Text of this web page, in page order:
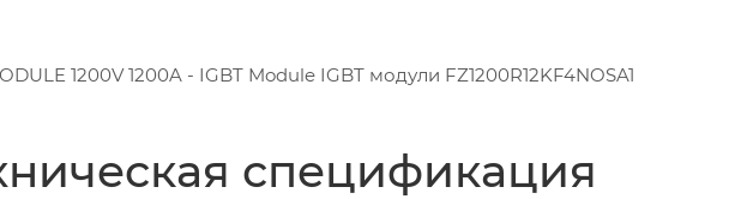
1200V 1200A - IGBT Module IGBT модули FZ1200R12KF4NOSA1
спецификация